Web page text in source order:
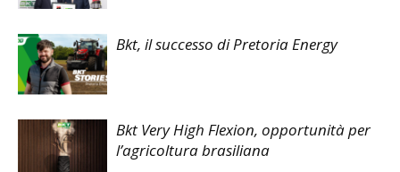
Bkt, il successo di Pretoria Energy
Bkt Very High Flexion, opportunità per
l’agricoltura brasiliana